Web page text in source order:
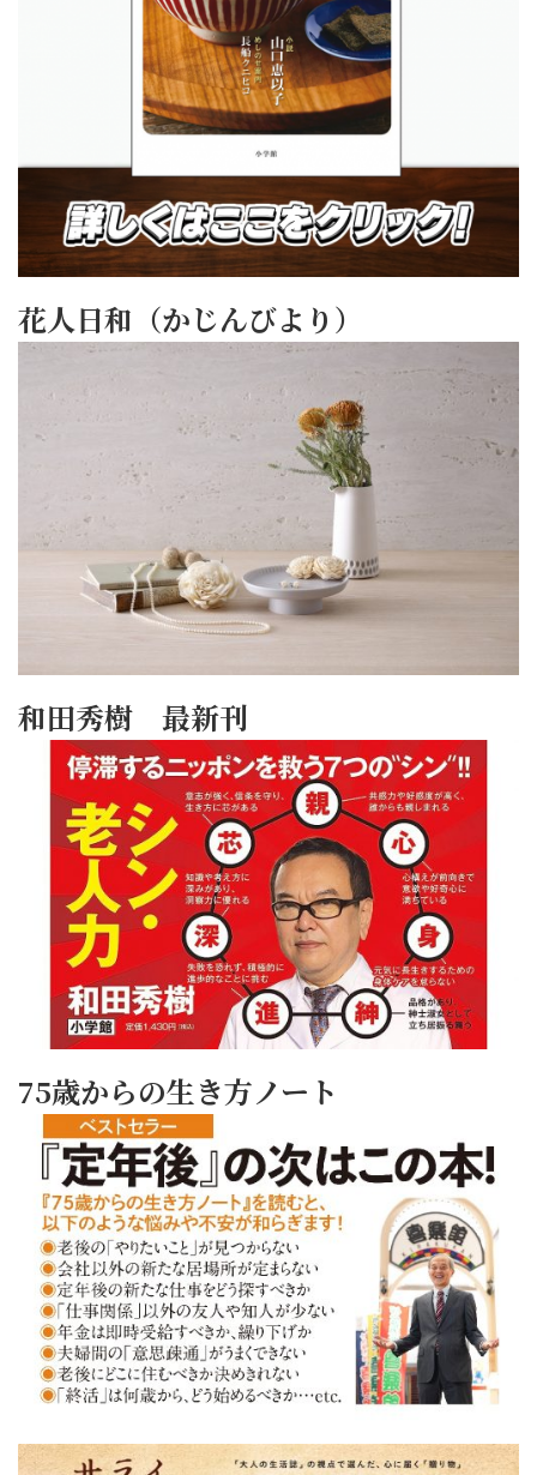
花人日和（かじんびより）
和田秀樹 最新刊
75歳からの生き方ノート